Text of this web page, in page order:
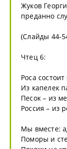
Жуков
преданно
(Слайды 44-
Чтец 6:
Роса
Из капелек
Песок – из
Россия – из
Мы вместе:
Поморы и